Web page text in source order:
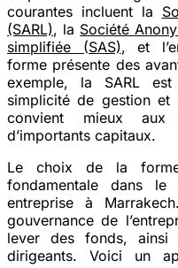
courantes incluent la
(SARL), la Société
simplifiée (SAS), et
forme présente des
exemple, la SARL
simplicité de gestion
convient mieux aux
d’importants capitaux.
Le choix de la
fondamentale dans le
entreprise à
gouvernance de
lever des fonds, ainsi
dirigeants. Voici un